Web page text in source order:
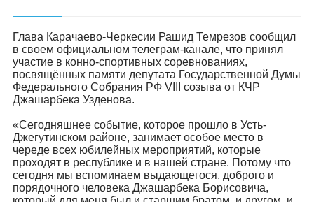
Глава Карачаево-Черкесии Рашид Темрезов сообщил
в своем официальном телеграм-канале, что принял
участие в конно-спортивных соревнованиях,
посвящённых памяти депутата Государственной Думы
Федерального Собрания РФ VIII созыва от КЧР
Джашарбека Узденова.
«Сегодняшнее событие, которое прошло в Усть-
Джегутинском районе, занимает особое место в
череде всех юбилейных мероприятий, которые
проходят в республике и в нашей стране. Потому что
сегодня мы вспоминаем выдающегося, доброго и
порядочного человека Джашарбека Борисовича,